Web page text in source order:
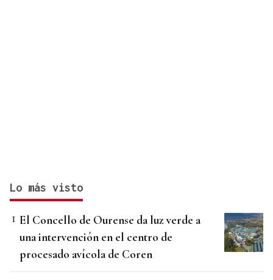
Lo más visto
El Concello de Ourense da luz verde a
una intervención en el centro de
procesado avícola de Coren